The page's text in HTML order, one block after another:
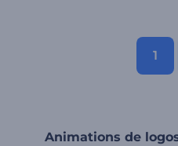
1
Animations de